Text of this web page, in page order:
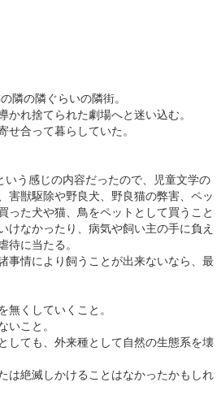
隣の隣ぐらいの隣街。
れ捨てられた劇場へと迷い込む。
合って暮らしていた。
う感じの内容だったので、児童文学の
害獣駆除や野良犬、野良猫の弊害、ペッ
った犬や猫、鳥をペットとして買うこと
けなかったり、病気や飼い主の手に負え
待に当たる。
事情により飼うことが出来ないなら、最
くしていくこと。
こと。
しても、外来種として自然の生態系を壊
は絶滅しかけることはなかったかもしれ